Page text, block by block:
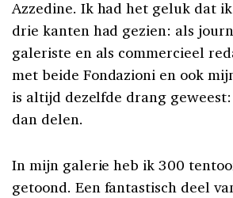
Azzedine. Ik had het geluk dat
drie kanten had gezien: als
galeriste en als commercieel
met beide Fondazioni en ook
is altijd dezelfde drang
dan delen.
In mijn galerie heb ik 300
getoond. Een fantastisch deel